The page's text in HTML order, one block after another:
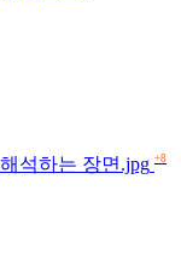
석하는 장면.jpg +8